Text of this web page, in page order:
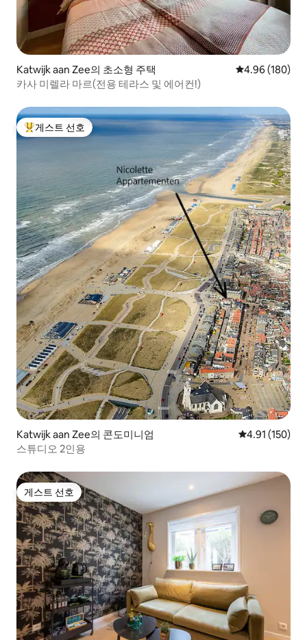
Katwijk aan Zee의 초소형 주택 평점 4.96점(5
4.96 (180)
카사 미렐라 마르(전용 테라스 및 에어컨!)
상위 게스트 선호
게스트 선호
Katwijk aan Zee의 콘도미니엄 평점 4.91점(5
4.91 (150)
스튜디오 2인용
게스트 선호
게스트 선호